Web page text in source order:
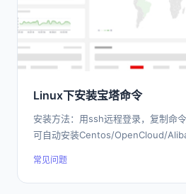
Linux下安装宝塔命令
安装方法：用ssh远程登录，复制命
可自动安装Centos/OpenCloud/
常见问题